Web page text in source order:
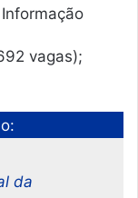
vagas);
da